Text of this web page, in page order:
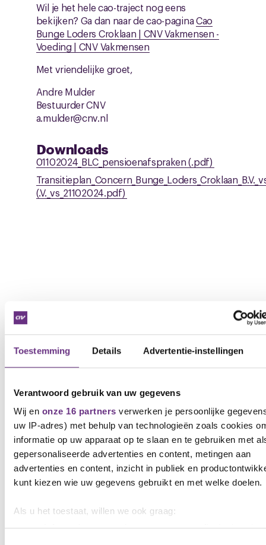
Toestemming Details Advertentie-instellingen
Verantwoord gebruik van uw gegevens
Wij en onze 16 partners verwerken je persoonlijke
uw IP-adres) met behulp van technologieën zoals cookies
informatie op uw apparaat op te slaan en te gebruiken met
gepersonaliseerde advertenties en content, metingen aan
advertenties en content, inzicht in publiek en
kunt kiezen wie uw gegevens gebruikt en met welke doelen.
Als u het toestaat, willen we ook graag:
Informatie verzamelen over uw geografische locatie,
Wil je het hele cao-traject nog eens
bekijken? Ga dan naar de cao-paginaCao
Bunge Loders Croklaan | CNV Vakmensen -
Voeding | CNV Vakmensen
Met vriendelijke groet,
Andre Mulder
Bestuurder CNV
a.mulder@cnv.nl
Downloads
01102024_BLC_pensioenafspraken (.pdf)
(.V._vs_21102024.pdf)